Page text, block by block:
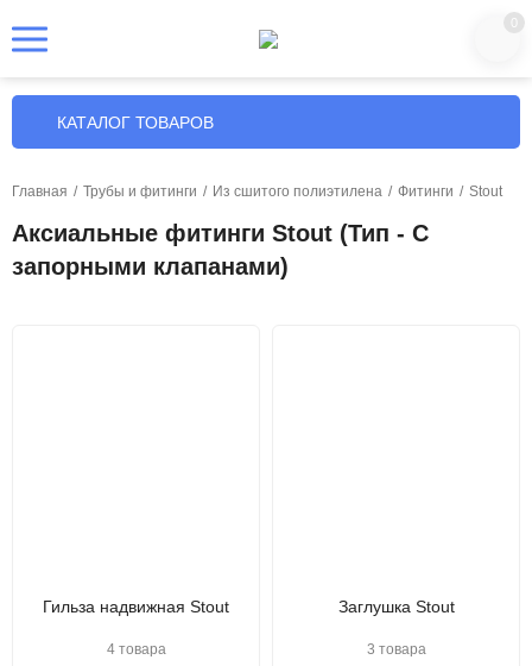
0
КАТАЛОГ ТОВАРОВ
Главная / Трубы и фитинги / Из сшитого полиэтилена / Фитинги / Stout
Аксиальные фитинги Stout (Тип - С
запорными клапанами)
Гильза надвижная Stout
4 товара
Заглушка Stout
3 товара